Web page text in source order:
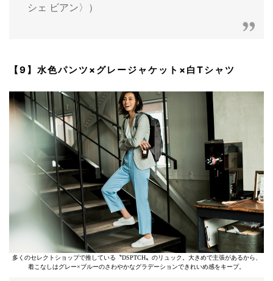
シェ ビアン〉）
【9】水色パンツ×グレージャケット×白Tシャツ
多くのセレクトショップで推している〝DSPTCH〟のリュック。大きめで主張があるから、
着こなしはグレー×ブルーのさわやかなグラデーションできれいめ感をキープ。